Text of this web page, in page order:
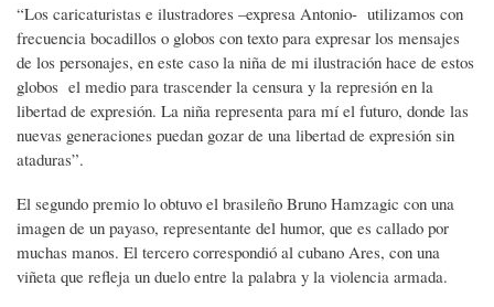
“Los caricaturistas e ilustradores –expresa Antonio- utilizamos con
frecuencia bocadillos o globos con texto para expresar los mensajes
de los personajes, en este caso la niña de mi ilustración hace de estos
globos el medio para trascender la censura y la represión en la
libertad de expresión. La niña representa para mí el futuro, donde las
nuevas generaciones puedan gozar de una libertad de expresión sin
ataduras”.
El segundo premio lo obtuvo el brasileño Bruno Hamzagic con una
imagen de un payaso, representante del humor, que es callado por
muchas manos. El tercero correspondió al cubano Ares, con una
viñeta que refleja un duelo entre la palabra y la violencia armada.